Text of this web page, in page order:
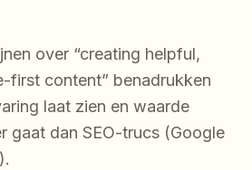
over “creating helpful,
first content” benadrukken
laat zien en waarde
gaat dan SEO-trucs (Google